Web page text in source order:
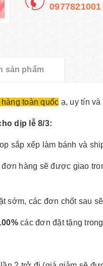
0977821001
sản phẩm
toàn quốc ạ, uy tín
dịp lễ 8/3:
sắp xếp làm bánh và
đơn hàng sẽ được giao
sớm, các đơn chốt sau
các đơn đặt tặng